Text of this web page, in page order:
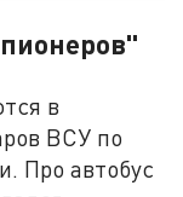
в
ВСУ по
Про автобус